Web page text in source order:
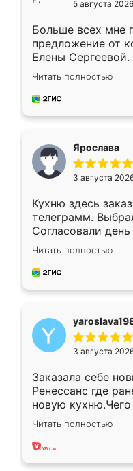
5 августа 2026
Больше всех мне
предложение от
Елены
короткие сроки
для замера
предложил по
Читать полностью
Ярослава
3 августа
Кухню здесь
телеграмм.
Согласовали
недели кухня
довольны
мебель за
Читать полностью
3 августа
Заказала себе
Ренессанс где
новую кухню.Чего
вполне довольна.
два года,
Читать полностью